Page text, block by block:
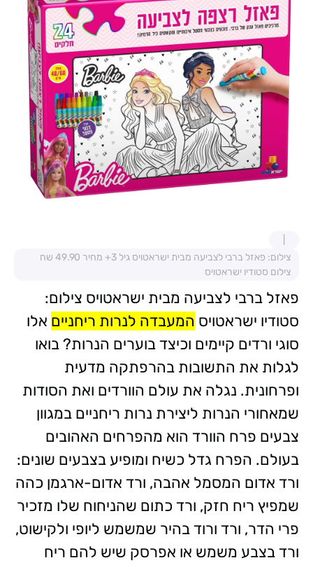
צילום: פאזל ברבי לצביעה מבית ישראטויס גיל 3+ מחיר 49.90 שח
צילום סטודיו ישראטויס
פאזל ברבי לצביעה מבית ישראטויס צילום:
סטודיו ישראטויס המעבדה לנרות ריחניים אלו
סוגי ורדים קיימים וכיצד בוערים הנרות? בואו
לגלות את התשובות בהרפתקה מדעית
ופרחונית. נגלה את עולם הוורדים ואת הסודות
שמאחורי הנרות ליצירת נרות ריחניים במגוון
צבעים פרח הוורד הוא מהפרחים האהובים
בעולם. הפרח גדל כשיח ומופיע בצבעים שונים:
ורד אדום המסמל אהבה, ורד אדום-ארגמן כהה
שמפיץ ריח חזק, ורד כתום שהניחוח שלו מזכיר
פרי הדר, ורד ורוד בהיר שמשמש ליופי ולקישוט,
ורד בצבע משמש או אפרסק שיש להם ריח